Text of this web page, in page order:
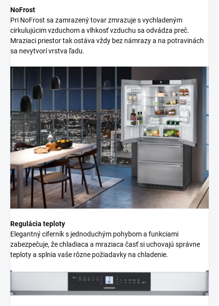
NoFrost
Pri NoFrost sa zamrazený tovar zmrazuje s vychladeným
cirkulujúcim vzduchom a vlhkosť vzduchu sa odvádza preč.
Mraziaci priestor tak ostáva vždy bez námrazy a na potravinách
sa nevytvorí vrstva ľadu.
Regulácia teploty
Elegantný ciferník s jednoduchým pohybom a funkciami
zabezpečuje, že chladiaca a mraziaca časť si uchovajú správne
teploty a splnia vaše rôzne požiadavky na chladenie.